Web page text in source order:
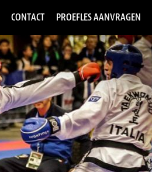
CONTACT PROEFLES AANVRAGEN